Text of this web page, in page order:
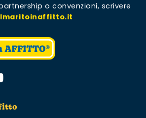
o convenzioni, scrivere